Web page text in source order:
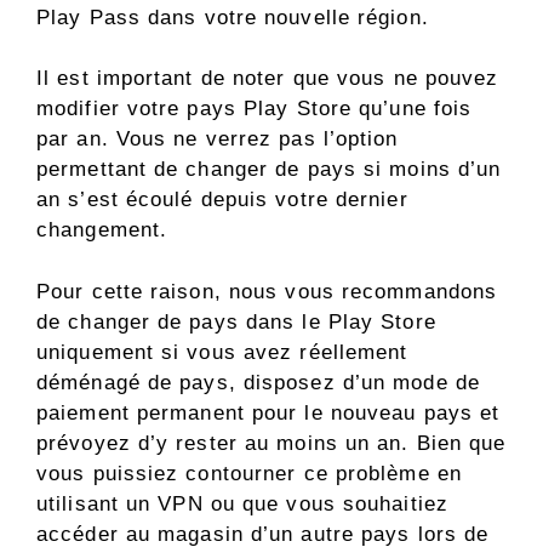
Play Pass dans votre nouvelle région.
Il est important de noter que vous ne pouvez
modifier votre pays Play Store qu’une fois
par an. Vous ne verrez pas l’option
permettant de changer de pays si moins d’un
an s’est écoulé depuis votre dernier
changement.
Pour cette raison, nous vous recommandons
de changer de pays dans le Play Store
uniquement si vous avez réellement
déménagé de pays, disposez d’un mode de
paiement permanent pour le nouveau pays et
prévoyez d’y rester au moins un an. Bien que
vous puissiez contourner ce problème en
utilisant un VPN ou que vous souhaitiez
accéder au magasin d’un autre pays lors de